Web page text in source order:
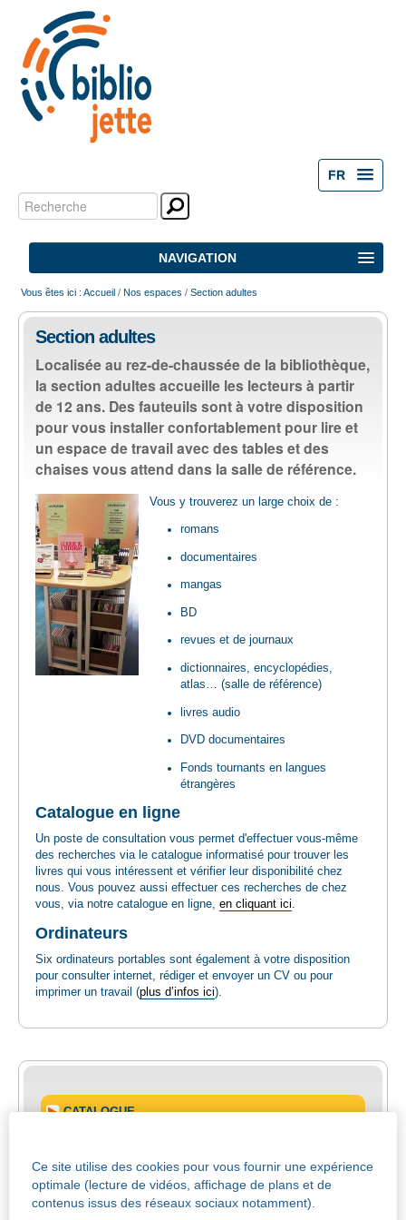
FR
Outils
personnels
Chercher par
Recherche
NAVIGATION
NOS ESPACES
LIVRES / SERVICES
ENSEIGNANTS
PLANTOTEK - GRAINOTHÈQUE
INFOS PRATIQUES
Vous êtes ici : Accueil / Nos espaces / Section adultes
Section adultes
Localisée au rez-de-chaussée de la bibliothèque,
la section adultes accueille les lecteurs à partir
de 12 ans. Des fauteuils sont à votre disposition
pour vous installer confortablement pour lire et
un espace de travail avec des tables et des
chaises vous attend dans la salle de référence.
Vous y trouverez un large choix de :
romans
documentaires
mangas
BD
revues et de journaux
dictionnaires, encyclopédies,
atlas… (salle de référence)
livres audio
DVD documentaires
Fonds tournants en langues
étrangères
Catalogue en ligne
Un poste de consultation vous permet d'effectuer vous-même
des recherches via le catalogue informatisé pour trouver les
livres qui vous intéressent et vérifier leur disponibilité chez
nous. Vous pouvez aussi effectuer ces recherches de chez
vous, via notre catalogue en ligne, en cliquant ici.
Ordinateurs
Six ordinateurs portables sont également à votre disposition
pour consulter internet, rédiger et envoyer un CV ou pour
imprimer un travail (plus d’infos ici).
Ce site utilise des cookies pour vous fournir une expérience
optimale (lecture de vidéos, affichage de plans et de
contenus issus des réseaux sociaux notamment).
CATALOGUE
MODALITES D'INSCRIPTION
MON COMPTE